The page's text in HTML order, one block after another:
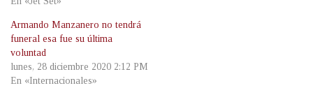
Armando Manzanero no tendrá
funeral esa fue su última
voluntad
lunes, 28 diciembre 2020 2:12 PM
En «Internacionales»